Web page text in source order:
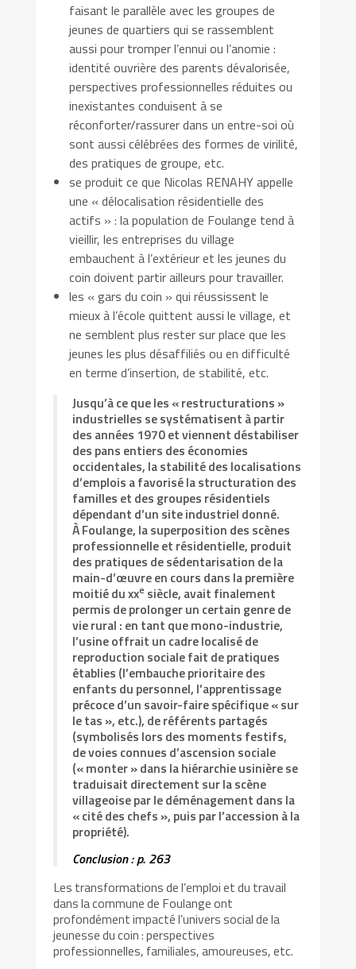
faisant le parallèle avec les groupes de
jeunes de quartiers qui se rassemblent
aussi pour tromper l’ennui ou l’anomie :
identité ouvrière des parents dévalorisée,
perspectives professionnelles réduites ou
inexistantes conduisent à se
réconforter/rassurer dans un entre-soi où
sont aussi célébrées des formes de virilité,
des pratiques de groupe, etc.
se produit ce que Nicolas RENAHY appelle
une « délocalisation résidentielle des
actifs » : la population de Foulange tend à
vieillir, les entreprises du village
embauchent à l’extérieur et les jeunes du
coin doivent partir ailleurs pour travailler.
les « gars du coin » qui réussissent le
mieux à l’école quittent aussi le village, et
ne semblent plus rester sur place que les
jeunes les plus désaffiliés ou en difficulté
en terme d’insertion, de stabilité, etc.
Jusqu’à ce que les « restructurations »
industrielles se systématisent à partir
des années 1970 et viennent déstabiliser
des pans entiers des économies
occidentales, la stabilité des localisations
d’emplois a favorisé la structuration des
familles et des groupes résidentiels
dépendant d’un site industriel donné.
À Foulange, la superposition des scènes
professionnelle et résidentielle, produit
des pratiques de sédentarisation de la
main-d’œuvre en cours dans la première
moitié du xxe siècle, avait finalement
permis de prolonger un certain genre de
vie rural : en tant que mono-industrie,
l’usine offrait un cadre localisé de
reproduction sociale fait de pratiques
établies (l’embauche prioritaire des
enfants du personnel, l’apprentissage
précoce d’un savoir-faire spécifique « sur
le tas », etc.), de référents partagés
(symbolisés lors des moments festifs,
de voies connues d’ascension sociale
(« monter » dans la hiérarchie usinière se
traduisait directement sur la scène
villageoise par le déménagement dans la
« cité des chefs », puis par l’accession à la
propriété).
Conclusion : p. 263
Les transformations de l’emploi et du travail
dans la commune de Foulange ont
profondément impacté l’univers social de la
jeunesse du coin : perspectives
professionnelles, familiales, amoureuses, etc.